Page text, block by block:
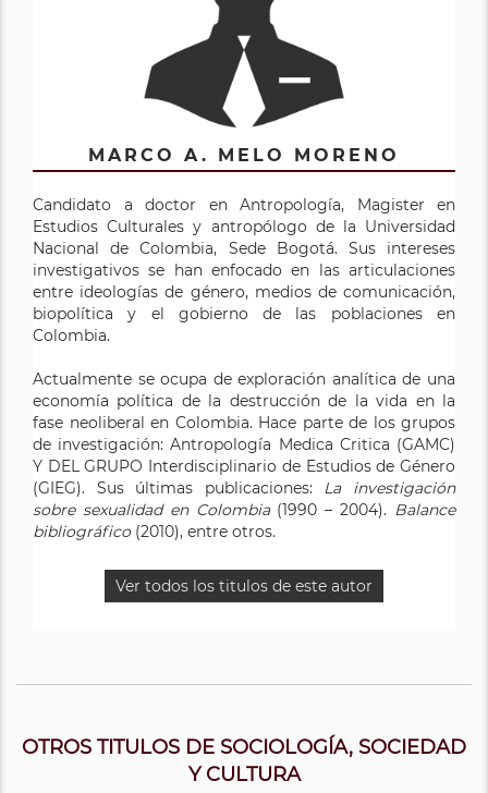
MARCO A. MELO MORENO
Candidato a doctor en Antropología, Magister en
Estudios Culturales y antropólogo de la Universidad
Nacional de Colombia, Sede Bogotá. Sus intereses
investigativos se han enfocado en las articulaciones
entre ideologías de género, medios de comunicación,
biopolítica y el gobierno de las poblaciones en
Colombia.
Actualmente se ocupa de exploración analítica de una
economía política de la destrucción de la vida en la
fase neoliberal en Colombia. Hace parte de los grupos
de investigación: Antropología Medica Critica (GAMC)
Y DEL GRUPO Interdisciplinario de Estudios de Género
(GIEG). Sus últimas publicaciones: La investigación
sobre sexualidad en Colombia (1990 – 2004). Balance
bibliográfico (2010), entre otros.
Ver todos los titulos de este autor
OTROS TITULOS DE SOCIOLOGÍA, SOCIEDAD
Y CULTURA